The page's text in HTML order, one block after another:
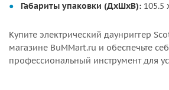
Габариты упаковки (ДхШхВ): 105.5
Купите электрический даунриггер
магазине BuMMart.ru и обеспечьте
профессиональный инструмент для